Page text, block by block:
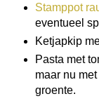
Stamppot
eventueel
Ketjapkip
Pasta met
maar nu
groente.